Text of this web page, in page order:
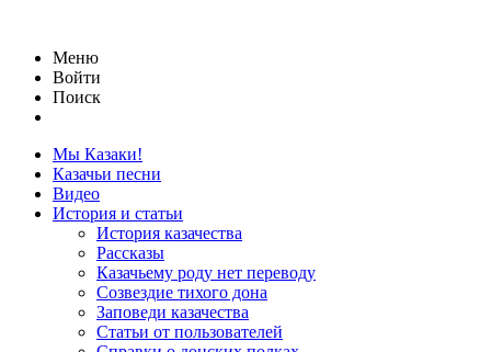
Меню
Войти
Поиск
Мы Казаки!
Казачьи песни
Видео
История и статьи
История казачества
Рассказы
Казачьему роду нет переводу
Созвездие тихого дона
Заповеди казачества
Статьи от пользователей